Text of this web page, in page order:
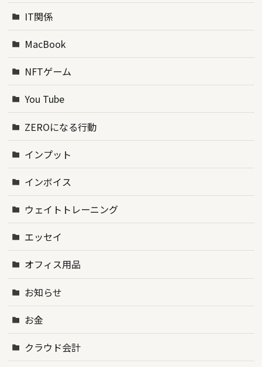
IT関係
MacBook
NFTゲーム
You Tube
ZEROになる行動
インプット
インボイス
ウェイトトレーニング
エッセイ
オフィス用品
お知らせ
お金
クラウド会計